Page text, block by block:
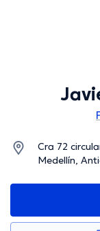
Cra 72
Medellín,